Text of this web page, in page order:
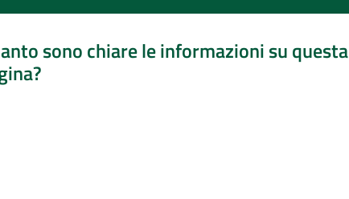
sono chiare le informazioni su questa